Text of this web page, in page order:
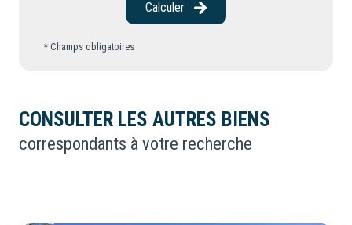
Calculer
* Champs obligatoires
CONSULTER LES AUTRES BIENS
correspondants à votre recherche